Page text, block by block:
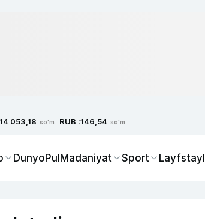
14 053,18 so'm RUB :146,54 so'm
DunyoPulMadaniyat Sport Layfstayl